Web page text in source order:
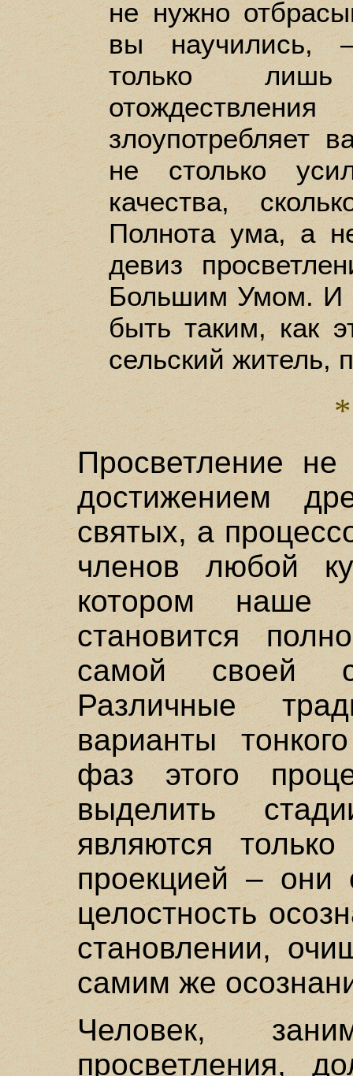
не нужно
вы научились,
только
злоупотребляет
не столько
качества,
Полнота ума, а
девиз
Большим Умом. И
быть таким, как
сельский житель,
Просветление
достижением
святых, а
членов любой
котором наше
становится
самой своей
Различные
варианты
фаз этого
выделить
являются
проекцией – они
целостность
становлении,
самим же
Человек,
просветления,